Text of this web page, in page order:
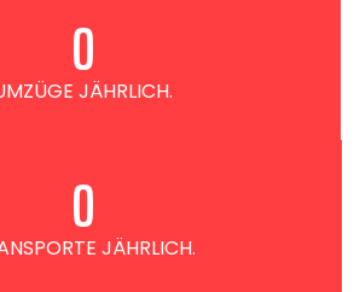
JÄHRLICH.
0
JÄHRLICH.
0